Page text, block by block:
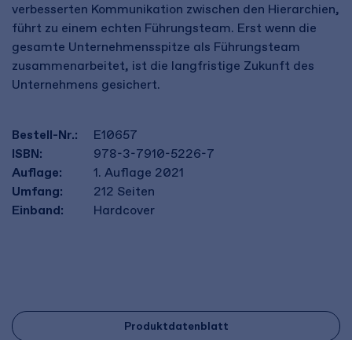
verbesserten Kommunikation zwischen den Hierarchien,
führt zu einem echten Führungsteam. Erst wenn die
gesamte Unternehmensspitze als Führungsteam
zusammenarbeitet, ist die langfristige Zukunft des
Unternehmens gesichert.
Bestell-Nr.:
E10657
ISBN:
978-3-7910-5226-7
Auflage:
1. Auflage 2021
Umfang:
212 Seiten
Einband:
Hardcover
Produktdatenblatt